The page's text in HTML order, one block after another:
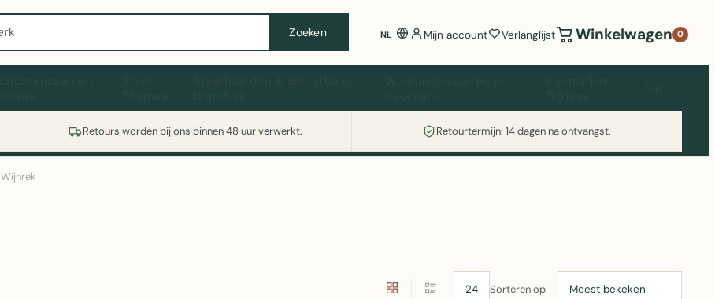
Zoeken NL Mijn account Verlanglijst Winkelwagen 0
Retours worden bij ons binnen 48 uur verwerkt. Retourtermijn: 14 dagen na ontvangst.
Wasmachine of koelkast nodig? Vergelijk alle prijzen op Witgoedaanbod.nl
Wijnrek
Sorteren op